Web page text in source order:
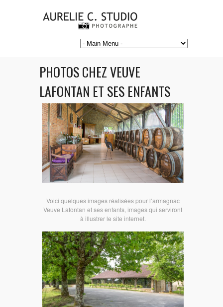
PHOTOS CHEZ VEUVE
LAFONTAN ET SES ENFANTS
Voici quelques images réalisées pour l’armagnac
Veuve Lafontan et ses enfants, images qui serviront
à illustrer le site internet.